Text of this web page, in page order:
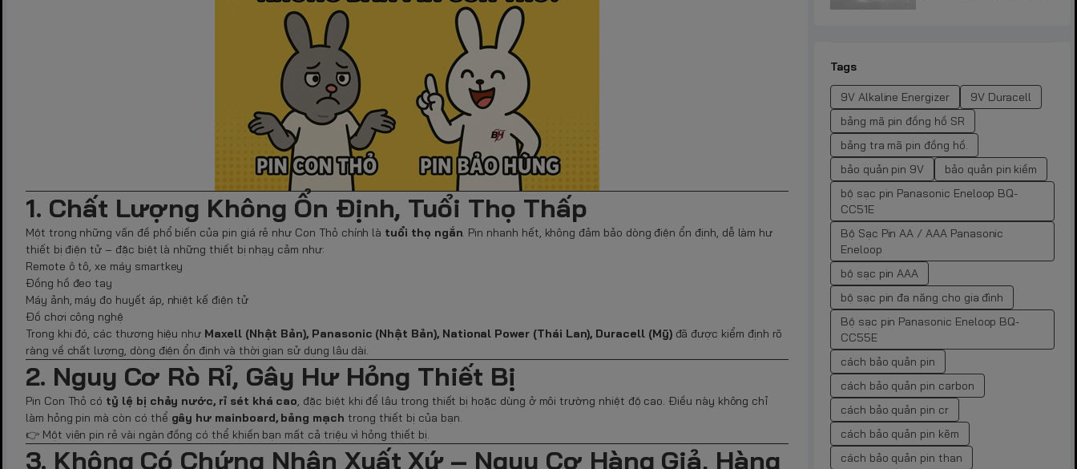
1. Chất Lượng Không Ổn Định, Tuổi Thọ Thấp
Một trong những vấn đề phổ biến của pin giá rẻ như Con Thỏ chính là tuổi thọ ngắn. Pin nhanh hết, không đảm bảo dòng điện ổn định, dễ làm hư
thiết bị điện tử – đặc biệt là những thiết bị nhạy cảm như:
Remote ô tô, xe máy smartkey
Đồng hồ đeo tay
Máy ảnh, máy đo huyết áp, nhiệt kế điện tử
Đồ chơi công nghệ
Trong khi đó, các thương hiệu như Maxell (Nhật Bản), Panasonic (Nhật Bản), National Power (Thái Lan), Duracell (Mỹ)đã được kiểm định rõ
ràng về chất lượng, dòng điện ổn định và thời gian sử dụng lâu dài.
2. Nguy Cơ Rò Rỉ, Gây Hư Hỏng Thiết Bị
Pin Con Thỏ có tỷ lệ bị chảy nước, rỉ sét khá cao, đặc biệt khi để lâu trong thiết bị hoặc dùng ở môi trường nhiệt độ cao. Điều này không chỉ
làm hỏng pin mà còn có thể gây hư mainboard, bảng mạch trong thiết bị của bạn.
👉 Một viên pin rẻ vài ngàn đồng có thể khiến bạn mất cả triệu vì hỏng thiết bị.
3. Không Có Chứng Nhận Xuất Xứ – Nguy Cơ Hàng Giả, Hàng
Tags
9V Alkaline Energizer
9V Duracell
bảng mã pin đồng hồ SR
bảng tra mã pin đồng hồ.
bảo quản pin 9V
bảo quản pin kiềm
bộ sạc pin Panasonic Eneloop BQ-
CC51E
Bộ Sạc Pin AA / AAA Panasonic
Eneloop
bộ sạc pin AAA
bộ sạc pin đa năng cho gia đình
Bộ sạc pin Panasonic Eneloop BQ-
CC55E
cách bảo quản pin
cách bảo quản pin carbon
cách bảo quản pin cr
cách bảo quản pin kẽm
cách bảo quản pin than